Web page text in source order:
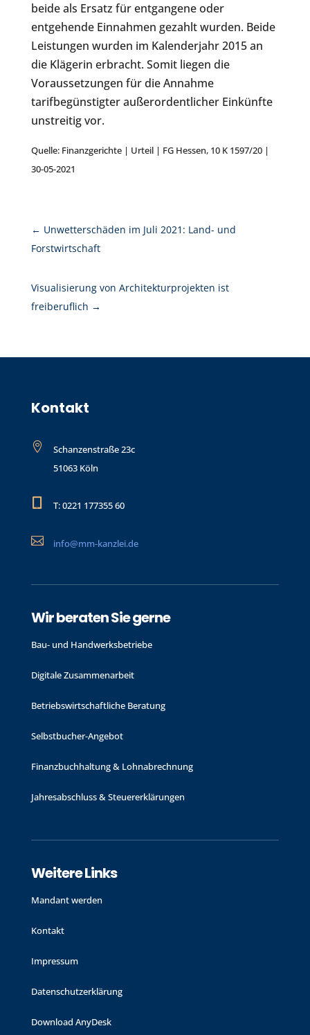
beide als Ersatz für entgangene oder
entgehende Einnahmen gezahlt wurden. Beide
Leistungen wurden im Kalenderjahr 2015 an
die Klägerin erbracht. Somit liegen die
Voraussetzungen für die Annahme
tarifbegünstigter außerordentlicher Einkünfte
unstreitig vor.
Quelle: Finanzgerichte | Urteil | FG Hessen, 10 K 1597/20 |
30-05-2021
← Unwetterschäden im Juli 2021: Land- und
Forstwirtschaft
Visualisierung von Architekturprojekten ist
freiberuflich →
Kontakt

Schanzenstraße 23c
51063 Köln
T: 0221 177355 60
 info@mm-kanzlei.de
Wir beraten Sie gerne
Bau- und Handwerks­betriebe
Digitale Zusammenarbeit
Betriebswirtschaftliche Beratung
Selbstbucher-Angebot
Finanzbuchhaltung & Lohnabrechnung
Jahres­abschluss & Steuer­erklärungen
Weitere Links
Mandant werden
Kontakt
Impressum
Datenschutzerklärung
Download AnyDesk